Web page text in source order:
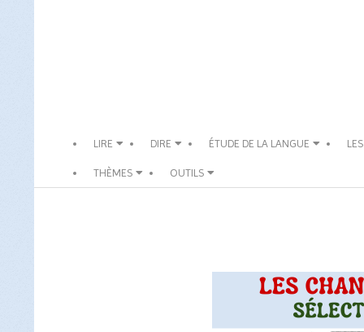
LIRE DIRE ÉTUDE DE LA LANGUE
THÈMES OUTILS